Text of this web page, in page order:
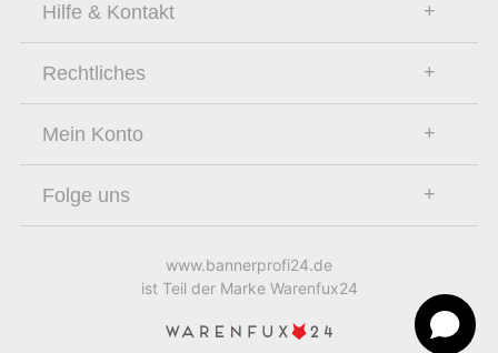
Hilfe & Kontakt
Rechtliches
Mein Konto
Folge uns
www.bannerprofi24.de
ist Teil der Marke Warenfux24